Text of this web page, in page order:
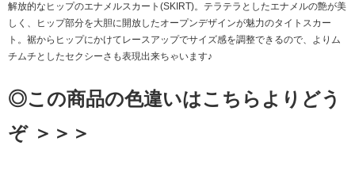
解放的なヒップのエナメルスカート(SKIRT)。テラテラとしたエナメルの艶が美
しく、ヒップ部分を大胆に開放したオープンデザインが魅力のタイトスカー
ト。裾からヒップにかけてレースアップでサイズ感を調整できるので、よりム
チムチとしたセクシーさも表現出来ちゃいます♪
◎この商品の色違いはこちらよりどう
ぞ ＞＞＞